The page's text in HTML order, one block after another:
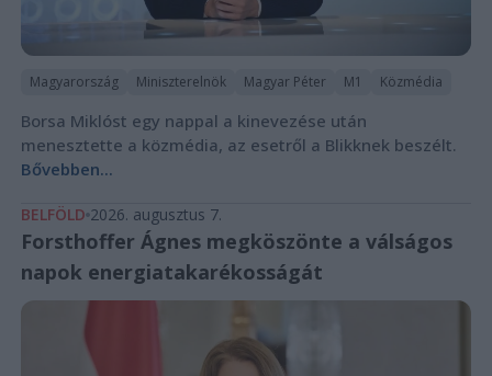
Magyarország Miniszterelnök Magyar Péter M1 Közmédia
Borsa Miklóst egy nappal a kinevezése után
menesztette a közmédia, az esetről a Blikknek beszélt.
Bővebben...
BELFÖLD 2026. augusztus 7.
Forsthoffer Ágnes megköszönte a válságos
napok energiatakarékosságát